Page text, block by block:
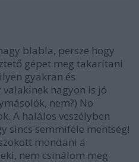
blabla, persze hogy
gépet meg takarítani
gyakran és
valakinek nagyon is jó
nem?) No
A halálos veszélyben
sincs semmiféle mentség!
mondani a
nem csinálom meg